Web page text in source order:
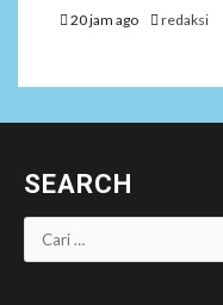
20 jam ago redaksi
SEARCH
Cari
untuk: